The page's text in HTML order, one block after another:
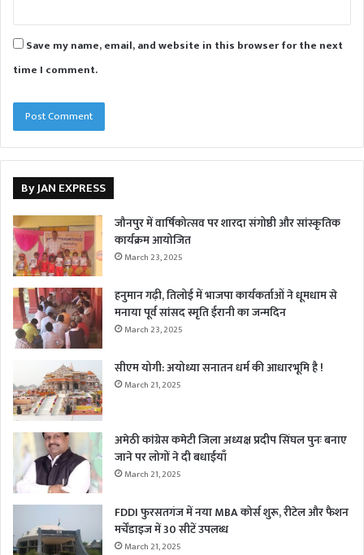
Save my name, email, and website in this browser for the next
time I comment.
By JAN EXPRESS
जौनपुर में वार्षिकोत्सव पर शारदा संगोष्ठी और सांस्कृतिक
कार्यक्रम आयोजित
March 23, 2025
हनुमान गढ़ी, तिलोई में भाजपा कार्यकर्ताओं ने धूमधाम से
मनाया पूर्व सांसद स्मृति ईरानी का जन्मदिन
March 23, 2025
सीएम योगी: अयोध्या सनातन धर्म की आधारभूमि है !
March 21, 2025
अमेठी कांग्रेस कमेटी जिला अध्यक्ष प्रदीप सिंघल पुनः बनाए
जाने पर लोगों ने दी बधाईयाँ
March 21, 2025
FDDI फुरसतगंज में नया MBA कोर्स शुरू, रीटेल और फैशन
मर्चेंडाइज में 30 सीटें उपलब्ध
March 21, 2025